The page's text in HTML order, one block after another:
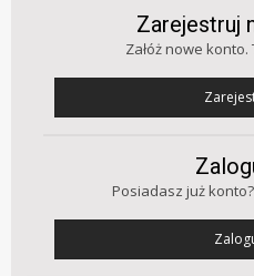
Zarejestruj
Załóż nowe
Posiadasz już